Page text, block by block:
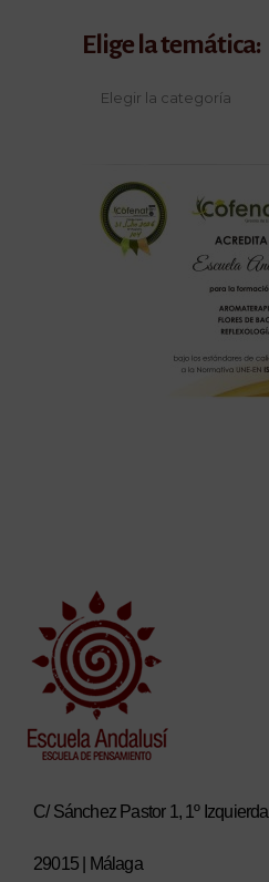
Elige la temática:
C/ Sánchez Pastor 1, 1º Izquierda
29015 | Málaga